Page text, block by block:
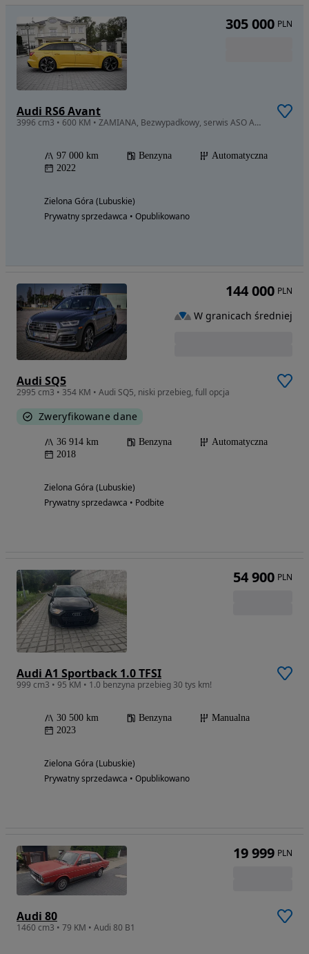
Audi RS6 Avant
3996 cm3 • 600 KM • ZAMIANA, Bezwypadkowy, serwis ASO AUDI,B&O, VAT23%, CERAMIK !
97 000 km Benzyna
Automatyczna
2022
Zielona Góra (Lubuskie)
Prywatny sprzedawca • Opublikowano
305 000 PLN
Audi SQ5
2995 cm3 • 354 KM • Audi SQ5, niski przebieg, full opcja
Zweryfikowane dane
36 914 km Benzyna
Automatyczna
2018
Zielona Góra (Lubuskie)
Prywatny sprzedawca • Podbite
144 000 PLN
W granicach średniej
Audi A1 Sportback 1.0 TFSI
999 cm3 • 95 KM • 1.0 benzyna przebieg 30 tys km!
30 500 km Benzyna
Manualna
2023
Zielona Góra (Lubuskie)
Prywatny sprzedawca • Opublikowano
54 900 PLN
Audi 80
1460 cm3 • 79 KM • Audi 80 B1
19 999 PLN